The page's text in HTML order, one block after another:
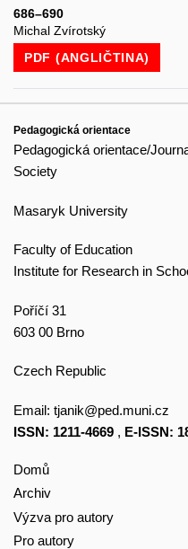
686–690
Michal Zvírotský
PDF (ANGLIČTINA)
Pedagogická orientace
Pedagogická orientace/
Society
Masaryk University
Faculty of Education
Institute for Research in
Poříčí 31
603 00 Brno
Czech Republic
Email: tjanik@ped.muni.cz
ISSN: 1211-4669 , E-ISSN:
Domů
Archiv
Výzva pro autory
Pro autory